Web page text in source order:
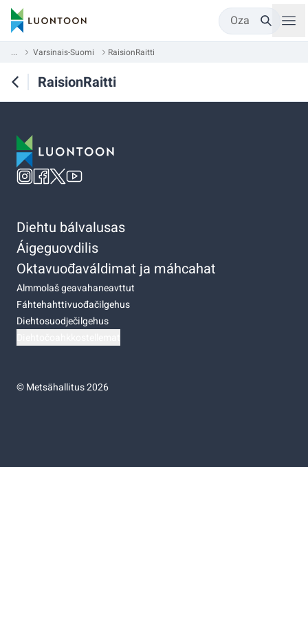
Oza
... Varsinais-Suomi RaisionRaitti
RaisionRaitti
Diehtu bálvalusas
Áigeguovdilis
Oktavuođaváldimat ja máhcahat
Almmolaš geavahaneavttut
Fáhtehahttivuođačilgehus
Diehtosuodječilgehus
©Metsähallitus 2026